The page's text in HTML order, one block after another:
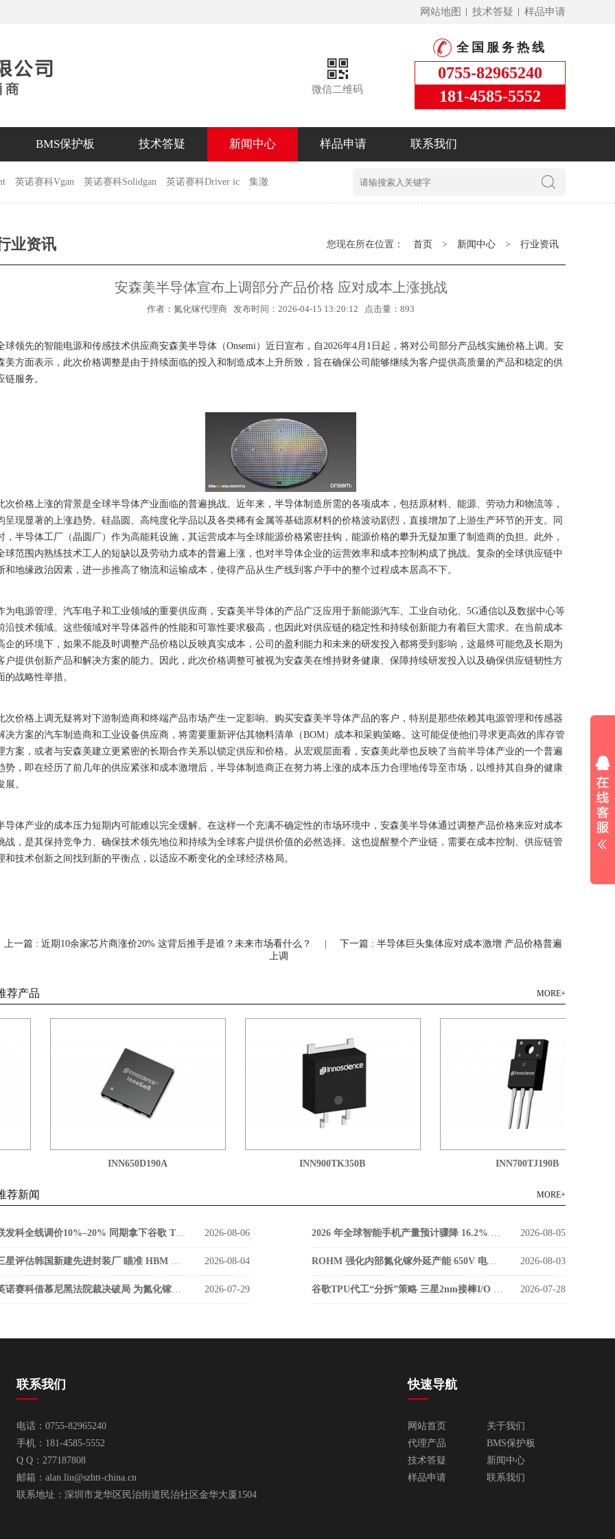
样品申请
技术答疑
网站地图
微信二维码
全国服务热线
0755-82965240
181-4585-5552
BMS保护板 技术答疑 新闻中心 样品申请 联系我们
英诺赛科Vgan 英诺赛科Solidgan 英诺赛科Driver ic 集澈
业资讯 您现在所在位置： 首页 > 新闻中心 > 行业资讯
安森美半导体宣布上调部分产品价格 应对成本上涨挑战
作者：氮化镓代理商 发布时间：2026-04-15 13:20:12 点击量： 893
球领先的智能电源和传感技术供应商安森美半导体（Onsemi）近日宣布，自2026年4月1日起，将对公司部分产品线实施价格上调。安
美方面表示，此次价格调整是由于持续面临的投入和制造成本上升所致，旨在确保公司能够继续为客户提供高质量的产品和稳定的供
链服务。
次价格上涨的背景是全球半导体产业面临的普遍挑战。近年来，半导体制造所需的各项成本，包括原材料、能源、劳动力和物流等，
呈现显著的上涨趋势。硅晶圆、高纯度化学品以及各类稀有金属等基础原材料的价格波动剧烈，直接增加了上游生产环节的开支。同
，半导体工厂（晶圆厂）作为高能耗设施，其运营成本与全球能源价格紧密挂钩，能源价格的攀升无疑加重了制造商的负担。此外，
球范围内熟练技术工人的短缺以及劳动力成本的普遍上涨，也对半导体企业的运营效率和成本控制构成了挑战。复杂的全球供应链中
和地缘政治因素，进一步推高了物流和运输成本，使得产品从生产线到客户手中的整个过程成本居高不下。
为电源管理、汽车电子和工业领域的重要供应商，安森美半导体的产品广泛应用于新能源汽车、工业自动化、5G通信以及数据中心等
沿技术领域。这些领域对半导体器件的性能和可靠性要求极高，也因此对供应链的稳定性和持续创新能力有着巨大需求。在当前成本
企的环境下，如果不能及时调整产品价格以反映真实成本，公司的盈利能力和未来的研发投入都将受到影响，这最终可能危及长期为
户提供创新产品和解决方案的能力。因此，此次价格调整可被视为安森美在维持财务健康、保障持续研发投入以及确保供应链韧性方
的战略性举措。
次价格上调无疑将对下游制造商和终端产品市场产生一定影响。购买安森美半导体产品的客户，特别是那些依赖其电源管理和传感器
决方案的汽车制造商和工业设备供应商，将需要重新评估其物料清单（BOM）成本和采购策略。这可能促使他们寻求更高效的库存管
方案，或者与安森美建立更紧密的长期合作关系以锁定供应和价格。从宏观层面看，安森美此举也反映了当前半导体产业的一个普遍
势，即在经历了前几年的供应紧张和成本激增后，半导体制造商正在努力将上涨的成本压力合理地传导至市场，以维持其自身的健康
展。
导体产业的成本压力短期内可能难以完全缓解。在这样一个充满不确定性的市场环境中，安森美半导体通过调整产品价格来应对成本
战，是其保持竞争力、确保技术领先地位和持续为全球客户提供价值的必然选择。这也提醒整个产业链，需要在成本控制、供应链管
和技术创新之间找到新的平衡点，以适应不断变化的全球经济格局。
上一篇 : 近期10余家芯片商涨价20% 这背后推手是谁？未来市场看什么？
下一篇 : 半导体巨头集体应对成本激增 产品价格普遍
上调
荐产品 MORE+
INN650D190A INN900TK350B INN700TJ190B
荐新闻 MORE+
联发科全线调价10%–20% 同期拿下谷歌 TPU v9 SerDes 大单 2026-08-06 2026 年全球智能手机产量预计骤降 16.2% 低成本零部件库存枯竭成主因 2026-08-05
三星评估韩国新建先进封装厂 瞄准 HBM 缩小与海力士差距 2026-08-04 ROHM 强化内部氮化镓外延产能 650V 电源器件告别外部代工 2026-08-03
英诺赛科借慕尼黑法院裁决破局 为氮化镓功率器件打开欧洲市场通道 2026-07-29 谷歌TPU代工“分拆”策略 三星2nm接棒I/O 台积电稳守算力核心 2026-07-28
联系我们
电话：0755-82965240
手机：181-4585-5552
Q Q：277187808
邮箱： alan.liu@szhtt-china.cn
联系地址：深圳市龙华区民治街道民治社区金华大厦1504
快速导航
网站首页
关于我们
代理产品
BMS保护板
技术答疑
新闻中心
样品申请
联系我们